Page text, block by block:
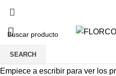
SEARCH
Empiece a escribir para ver los